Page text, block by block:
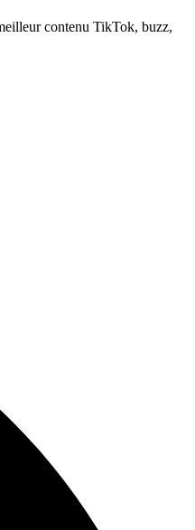
contenu TikTok, buzz,